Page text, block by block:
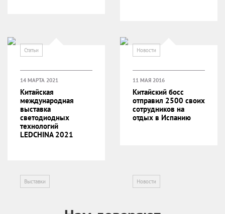
Статьи Новости
Выставки
14 МАРТА 2021
Китайская
международная
выставка
светодиодных
технологий
LEDCHINA 2021
Новости
11 МАЯ 2016
Китайский босс
отправил 2500 своих
сотрудников на
отдых в Испанию